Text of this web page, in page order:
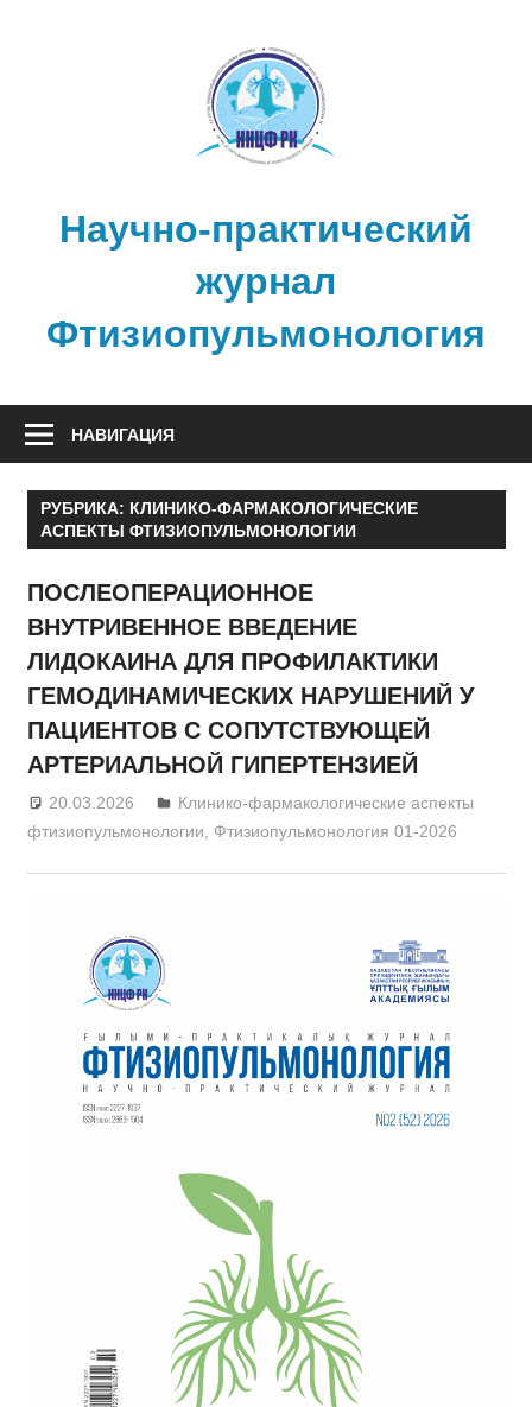
Научно-практический
журнал
Фтизиопульмонология
НАВИГАЦИЯ
РУБРИКА: КЛИНИКО-ФАРМАКОЛОГИЧЕСКИЕ
АСПЕКТЫ ФТИЗИОПУЛЬМОНОЛОГИИ
ПОСЛЕОПЕРАЦИОННОЕ
ВНУТРИВЕННОЕ ВВЕДЕНИЕ
ЛИДОКАИНА ДЛЯ ПРОФИЛАКТИКИ
ГЕМОДИНАМИЧЕСКИХ НАРУШЕНИЙ У
ПАЦИЕНТОВ С СОПУТСТВУЮЩЕЙ
АРТЕРИАЛЬНОЙ ГИПЕРТЕНЗИЕЙ
20.03.2026 admin
Клинико-фармакологические аспекты
фтизиопульмонологии
Фтизиопульмонология 01-2026